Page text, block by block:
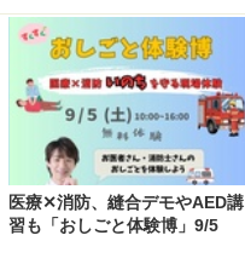
医療✕消防、縫合デモやAED講
習も「おしごと体験博」9/5